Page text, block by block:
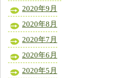
2020年9月
2020年8月
2020年7月
2020年6月
2020年5月